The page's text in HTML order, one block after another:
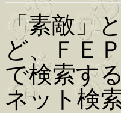
「素敵」
ど、ＦＥ
で検索す
ネット検